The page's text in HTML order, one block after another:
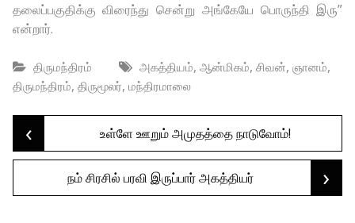
தலைப்பகுதிக்கு விரைந்து சென்று அங்கேயே பொருந்தி இரு”
என்றார்.
திருமந்திரம் அகத்தியம், ஆன்மிகம், சிவன், ஞானம்,
திருமந்திரம், திருமூலர், மந்திரமாலை
Post
navigation
‹ உள்ளே ஊறும் அமுதத்தை நாடுவோம்!
நம் சிரசில் பரவி இருப்பார் அகத்தியர் ›